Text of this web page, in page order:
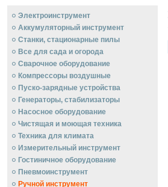
Электроинструмент
Аккумуляторный инструмент
Станки, стационарные пилы
Все для сада и огорода
Сварочное оборудование
Компрессоры воздушные
Пуско-зарядные устройства
Генераторы, стабилизаторы
Насосное оборудование
Чистящая и моющая техника
Техника для климата
Измерительный инструмент
Гостиничное оборудование
Пневмоинструмент
Ручной инcтрумент